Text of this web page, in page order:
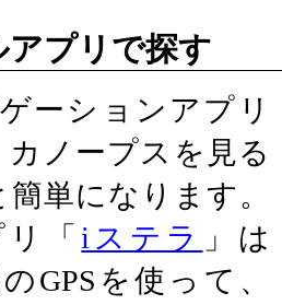
アプリで探す
ーションアプリ
カノープスを見る
単になります。
「 iステラ
」は
GPSを使って、